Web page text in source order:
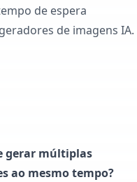
de espera
de imagens IA.
gerar múltiplas
ao mesmo tempo?